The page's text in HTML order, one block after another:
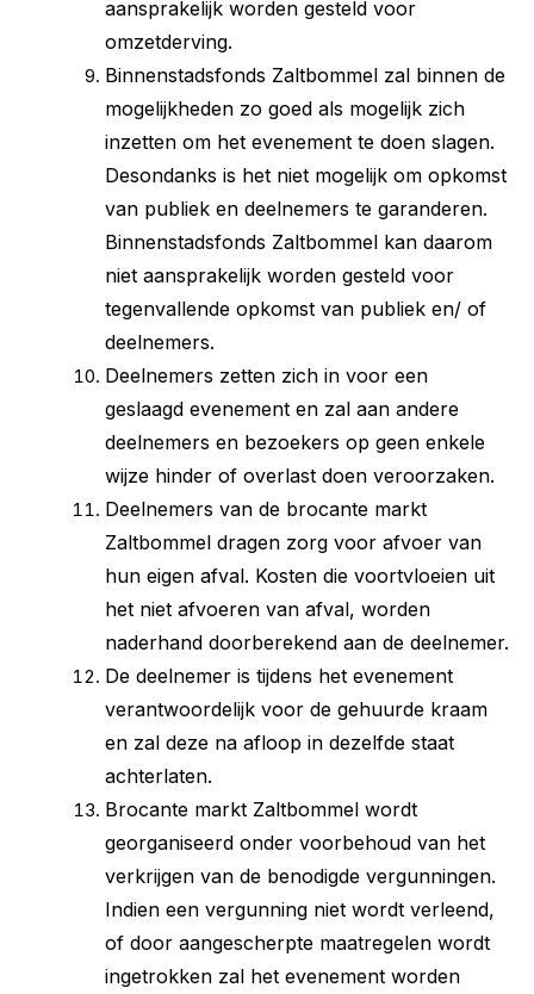
aansprakelijk worden gesteld voor
omzetderving.
Binnenstadsfonds Zaltbommel zal binnen de
mogelijkheden zo goed als mogelijk zich
inzetten om het evenement te doen slagen.
Desondanks is het niet mogelijk om opkomst
van publiek en deelnemers te garanderen.
Binnenstadsfonds Zaltbommel kan daarom
niet aansprakelijk worden gesteld voor
tegenvallende opkomst van publiek en/ of
deelnemers.
Deelnemers zetten zich in voor een
geslaagd evenement en zal aan andere
deelnemers en bezoekers op geen enkele
wijze hinder of overlast doen veroorzaken.
Deelnemers van de brocante markt
Zaltbommel dragen zorg voor afvoer van
hun eigen afval. Kosten die voortvloeien uit
het niet afvoeren van afval, worden
naderhand doorberekend aan de deelnemer.
De deelnemer is tijdens het evenement
verantwoordelijk voor de gehuurde kraam
en zal deze na afloop in dezelfde staat
achterlaten.
Brocante markt Zaltbommel wordt
georganiseerd onder voorbehoud van het
verkrijgen van de benodigde vergunningen.
Indien een vergunning niet wordt verleend,
of door aangescherpte maatregelen wordt
ingetrokken zal het evenement worden